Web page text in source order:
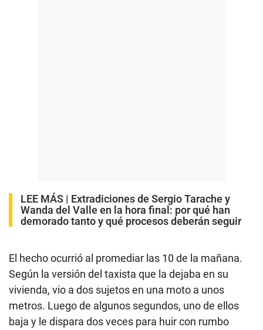
LEE MÁS | Extradiciones de Sergio Tarache y
Wanda del Valle en la hora final: por qué han
demorado tanto y qué procesos deberán seguir
El hecho ocurrió al promediar las 10 de la mañana.
Según la versión del taxista que la dejaba en su
vivienda, vio a dos sujetos en una moto a unos
metros. Luego de algunos segundos, uno de ellos
baja y le dispara dos veces para huir con rumbo